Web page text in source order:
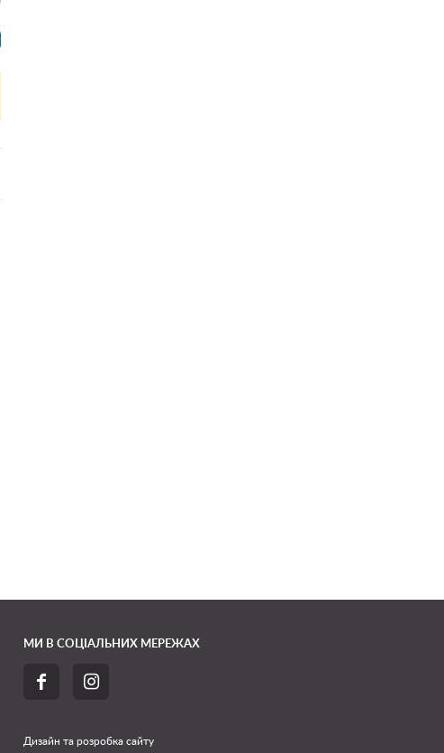
МИ В СОЦІАЛЬНИХ МЕРЕЖАХ
 
Дизайн та розробка сайту